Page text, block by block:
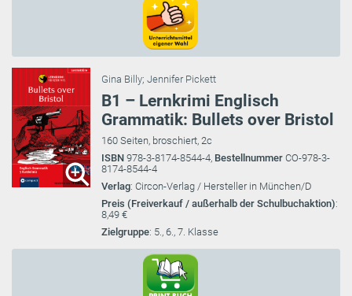
Gina Billy; Jennifer Pickett
B1 – Lernkrimi Englisch
Grammatik: Bullets over Bristol
160 Seiten, broschiert, 2c
ISBN 978-3-8174-8544-4, Bestellnummer CO-978-3-
8174-8544-4
Verlag: Circon-Verlag / Hersteller in München/D
Preis (Freiverkauf / außerhalb der Schulbuchaktion):
8,49 €
Zielgruppe: 5., 6., 7. Klasse